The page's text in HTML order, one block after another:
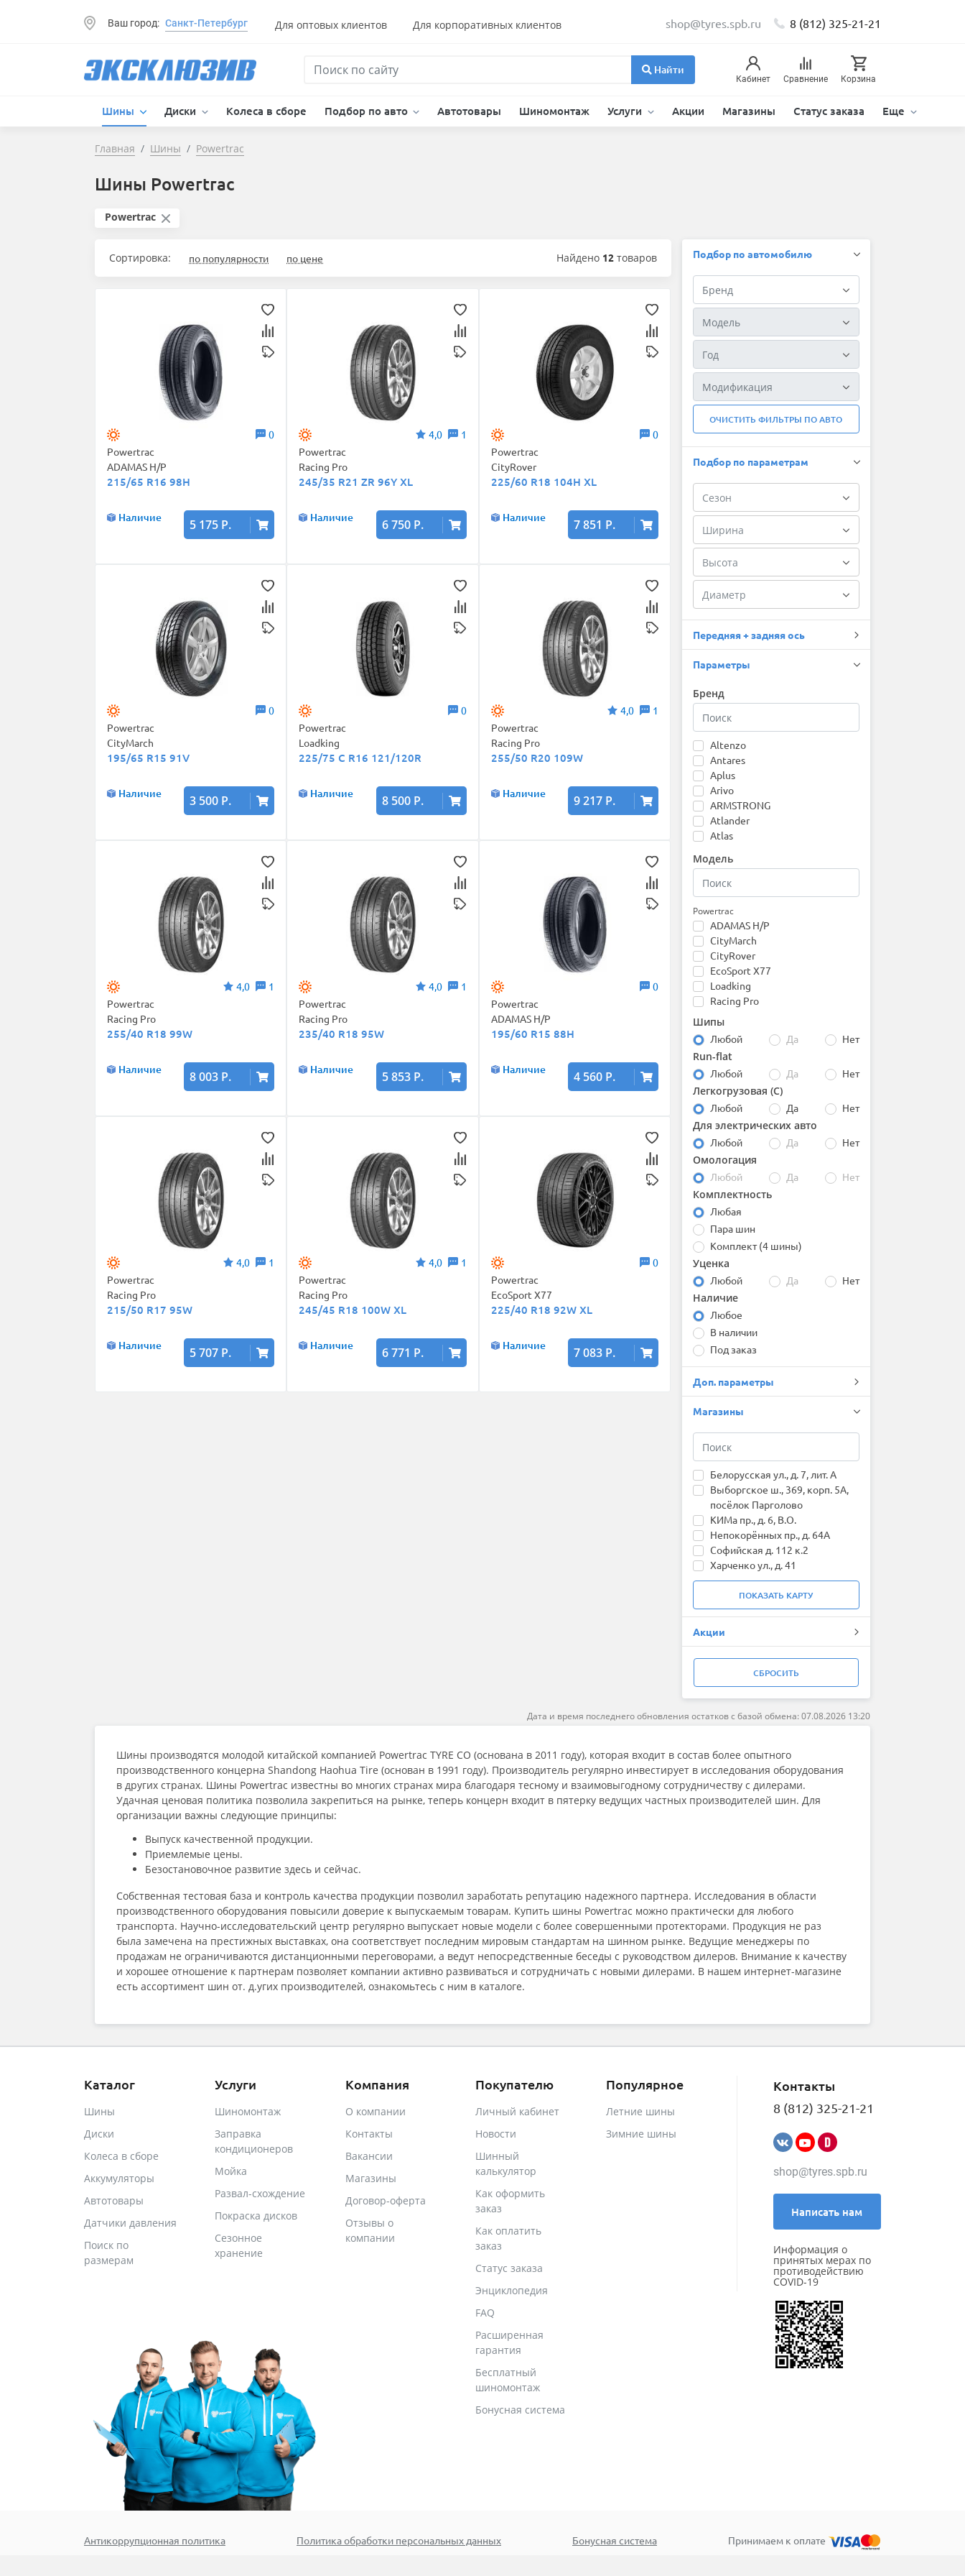
Ваш город: Санкт-Петербург Для оптовых клиентов Для корпоративных клиентов shop@tyres.spb.ru 8 (812) 325-21-21
Найти
Кабинет Сравнение Корзина
Шины Диски Колеса в сборе Подбор по авто Автотовары Шиномонтаж Услуги Акции Магазины Статус заказа Еще
Главная Шины Powertrac
Шины Powertrac
Powertrac
Сортировка: по популярности по цене Найдено 12 товаров
0
Powertrac
ADAMAS H/P
215/65 R16 98H
Наличие 5 175 Р.
4,0
1
Powertrac
Racing Pro
245/35 R21 ZR 96Y XL
Наличие 6 750 Р.
0
Powertrac
CityRover
225/60 R18 104H XL
Наличие 7 851 Р.
0
Powertrac
CityMarch
195/65 R15 91V
Наличие 3 500 Р.
0
Powertrac
Loadking
225/75 C R16 121/120R
Наличие 8 500 Р.
4,0
1
Powertrac
Racing Pro
255/50 R20 109W
Наличие 9 217 Р.
4,0
1
Powertrac
Racing Pro
255/40 R18 99W
Наличие 8 003 Р.
4,0
1
Powertrac
Racing Pro
235/40 R18 95W
Наличие 5 853 Р.
0
Powertrac
ADAMAS H/P
195/60 R15 88H
Наличие 4 560 Р.
4,0
1
Powertrac
Racing Pro
215/50 R17 95W
Наличие 5 707 Р.
4,0
1
Powertrac
Racing Pro
245/45 R18 100W XL
Наличие 6 771 Р.
0
Powertrac
EcoSport X77
225/40 R18 92W XL
Наличие 7 083 Р.
Подбор по автомобилю
ОЧИСТИТЬ ФИЛЬТРЫ ПО АВТО
Подбор по параметрам
Передняя + задняя ось
Параметры
Бренд
Altenzo
Antares
Aplus
Arivo
ARMSTRONG
Atlander
Atlas
Austone
Autogreen
Barez
Bars
Barum
Bearway
Belshina
BfGoodrich
Boto
Bridgestone
Compasal
Continental
Contyre
Cooper
Cordiant
Delinte
Double Coin
Dunlop
Duraturn
Dynamo
Evergreen
Falken
Firemax
Fortune
Forward
Fronway
General (by Continental)
Gislaved
Goform
Goodride
Goodyear
Greentrac
GT Radial
HABILEAD
Hankook
Headway
HiFly
HiLO
Ikon (Nokian Tyres)
ILINK
Imperial
Joyroad
Kavir Tire
Kleber
Kumho
Landspider
Lanvigator
Leao
Marshal
Massimo
Matador
Nexen
Nokian Tyres (Ikon)
NorTec
Onyx
Ovation
Pace
Rapid
ROADBOSS
ROADX (by Sailun)
WestLake
Модель
Powertrac
ADAMAS H/P
CityMarch
CityRover
EcoSport X77
Loadking
Racing Pro
Шипы
Любой Да Нет
Run-flat
Любой Да Нет
Легкогрузовая (С)
Любой Да Нет
Для электрических авто
Любой Да Нет
Омологация
Любой Да Нет
Комплектность
Любая
Пара шин
Комплект (4 шины)
Уценка
Любой Да Нет
Наличие
Любое
В наличии
Под заказ
Доп. параметры
Магазины
Белорусская ул., д. 7, лит. А
Выборгское ш., 369, корп. 5А,
посёлок Парголово
КИМа пр., д. 6, В.О.
Непокорённых пр., д. 64А
Софийская д. 112 к.2
Харченко ул., д. 41
пос. Ленсоветовский,
Московское ш. 231 к.5
ПОКАЗАТЬ КАРТУ
Акции
СБРОСИТЬ
Дата и время последнего обновления остатков с базой обмена: 07.08.2026 13:20
Шины производятся молодой китайской компанией Powertrac TYRE CO (основана в 2011 году), которая входит в состав более опытного
производственного концерна Shandong Haohua Tire (основан в 1991 году). Производитель регулярно инвестирует в исследования оборудования
в других странах. Шины Powertrac известны во многих странах мира благодаря тесному и взаимовыгодному сотрудничеству с дилерами.
Удачная ценовая политика позволила закрепиться на рынке, теперь концерн входит в пятерку ведущих частных производителей шин. Для
организации важны следующие принципы:
Выпуск качественной продукции.
Приемлемые цены.
Безостановочное развитие здесь и сейчас.
Собственная тестовая база и контроль качества продукции позволил заработать репутацию надежного партнера. Исследования в области
производственного оборудования повысили доверие к выпускаемым товарам. Купить шины Powertrac можно практически для любого
транспорта. Научно-исследовательский центр регулярно выпускает новые модели с более совершенными протекторами. Продукция не раз
была замечена на престижных выставках, она соответствует последним мировым стандартам на шинном рынке. Ведущие менеджеры по
продажам не ограничиваются дистанционными переговорами, а ведут непосредственные беседы с руководством дилеров. Внимание к качеству
и хорошее отношение к партнерам позволяет компании активно развиваться и сотрудничать с новыми дилерами. В нашем интернет-магазине
есть ассортимент шин от. д.угих производителей, ознакомьтесь с ним в каталоге.
Каталог
Шины
Диски
Колеса в сборе
Аккумуляторы
Автотовары
Датчики давления
Поиск по
размерам
Услуги
Шиномонтаж
Заправка
кондиционеров
Мойка
Развал-схождение
Покраска дисков
Сезонное
хранение
Компания
О компании
Контакты
Вакансии
Магазины
Договор-оферта
Отзывы о
компании
Покупателю
Личный кабинет
Новости
Шинный
калькулятор
Как оформить
заказ
Как оплатить
заказ
Статус заказа
Энциклопедия
FAQ
Расширенная
гарантия
Бесплатный
шиномонтаж
Бонусная система
Популярное
Летние шины
Зимние шины
Контакты
8 (812) 325-21-21
shop@tyres.spb.ru
Написать нам
Информация о
принятых мерах по
противодействию
COVID-19
Антикоррупционная политика Политика обработки персональных данных Бонусная система Принимаем к оплате